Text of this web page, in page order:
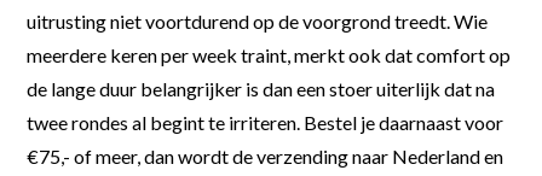
uitrusting niet voortdurend op de voorgrond treedt. Wie
meerdere keren per week traint, merkt ook dat comfort op
de lange duur belangrijker is dan een stoer uiterlijk dat na
twee rondes al begint te irriteren. Bestel je daarnaast voor
€75,- of meer, dan wordt de verzending naar Nederland en